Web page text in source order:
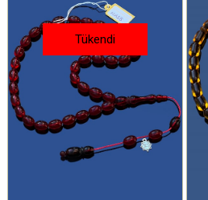
Tükendi